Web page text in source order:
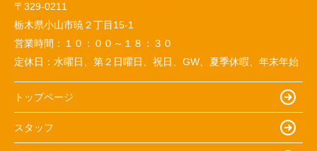
〒329-0211
栃木県小山市暁２丁目15-1
営業時間： １０：００～１８：３０
定休日： 水曜日、第２日曜日、祝日、GW、夏季休暇、年末年始
トップページ
スタッフ